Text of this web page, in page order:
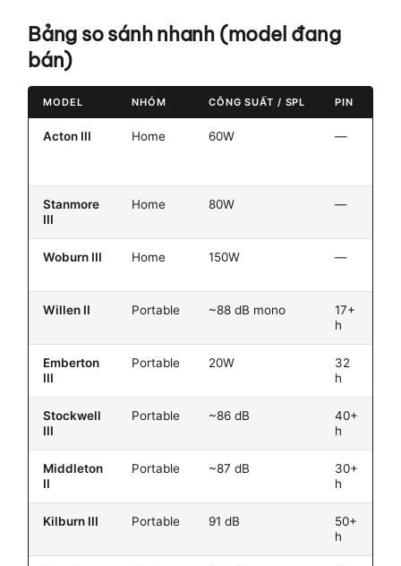
Bảng so sánh nhanh (model đang
bán)
MODEL NHÓM CÔNG SUẤT / SPL PIN
Acton III Home 60W —
Stanmore
III
Home 80W —
Woburn III Home 150W —
Willen II Portable ~88 dB mono
17+
h
Emberton
III
Portable 20W
32
h
Stockwell
III
Portable ~86 dB
40+
h
Middleton
II
Portable ~87 dB
30+
h
Kilburn III Portable 91 dB
50+
h